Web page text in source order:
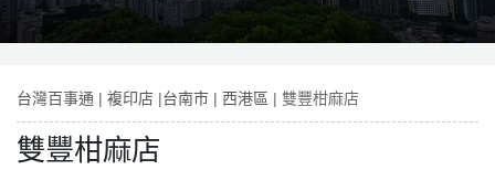
台灣百事通 | 複印店 |台南市 | 西港區 | 雙豐柑麻店
雙豐柑麻店